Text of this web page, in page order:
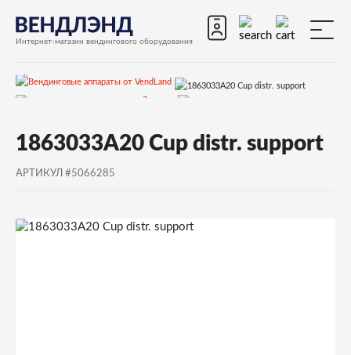
Интернет-магазин вендингового оборудования
Запчасти
Запчасти для вендинговых автоматов Saeco
Запчасти для Saeco Cristallo 400
Запчасти и деталировки для Saeco Cristallo 400
1863033A20 Cup distr. support
АРТИКУЛ #5066285